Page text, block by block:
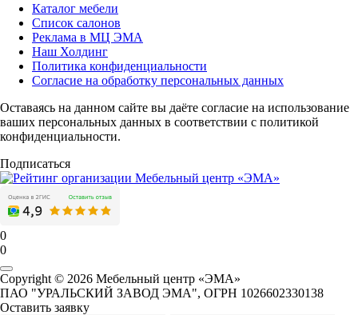
Каталог мебели
Список салонов
Реклама в МЦ ЭМА
Наш Холдинг
Политика конфиденциальности
Согласие на обработку персональных данных
Оставаясь на данном сайте вы даёте согласие на использование
ваших персональных данных в соответствии с политикой
конфиденциальности.
Подписаться
0
0
Copyright © 2026 Мебельный центр «ЭМА»
ПАО "УРАЛЬСКИЙ ЗАВОД ЭМА", ОГРН 1026602330138
Оставить заявку